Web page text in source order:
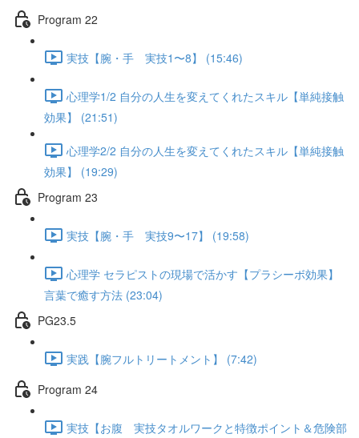
Program 22
実技【腕・手 実技1〜8】 (15:46)
心理学1/2 自分の人生を変えてくれたスキル【単純接触
効果】 (21:51)
心理学2/2 自分の人生を変えてくれたスキル【単純接触
効果】 (19:29)
Program 23
実技【腕・手 実技9〜17】 (19:58)
心理学 セラピストの現場で活かす【プラシーボ効果】
言葉で癒す方法 (23:04)
PG23.5
実践【腕フルトリートメント】 (7:42)
Program 24
実技【お腹 実技タオルワークと特徴ポイント＆危険部